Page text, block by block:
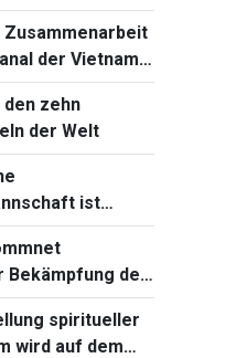
der Vietnam-
den zehn
der Welt
ist
gegen Singapur
2026
Bekämpfung der
spiritueller
wird auf dem